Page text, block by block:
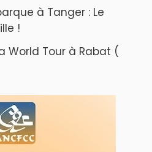
à Tanger : Le
!
World Tour à Rabat (